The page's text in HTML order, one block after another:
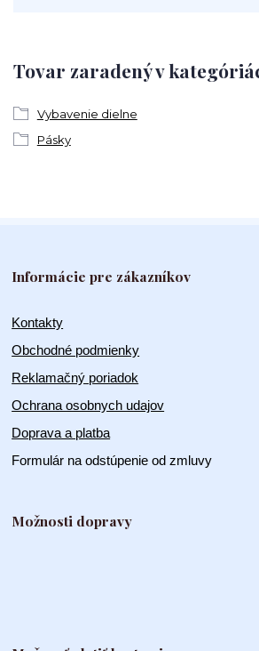
Tovar zaradený v
Vybavenie dielne
Pásky
Informácie pre zákazníkov
Kontakty
Obchodné podmienky
Reklamačný poriadok
Ochrana osobnych udajov
Doprava a platba
Formulár na odstúpenie od zmluvy
Možnosti dopravy